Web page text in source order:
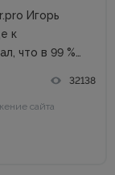
Игорь
к
что в 99 %
среди
32138
сайта